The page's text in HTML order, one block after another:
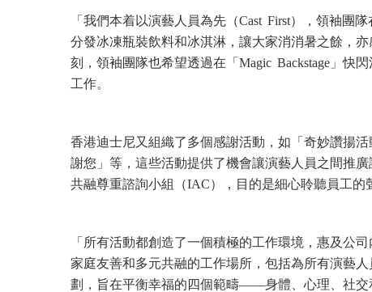
「我們本着以演藝人員為先（Cast First），領袖團
分發冰凍瓶裝飲料和冰淇淋，讓大家消消暑之餘，
刻，領袖團隊也希望透過在「Magic Backstage」快
工作。
香港迪士尼又組織了多個感謝活動，如「奇妙讚揚
謝您」等，這些活動提供了機會讓演藝人員之間推
共融尊重諮詢小組（IAC），目的是細心聆聽員工的
「所有活動都創造了一個積極的工作環境，惠及公
家庭友善和多元共融的工作場所，包括為所有演藝
劃，旨在平衡幸福的四個範疇——身體、心理、社交